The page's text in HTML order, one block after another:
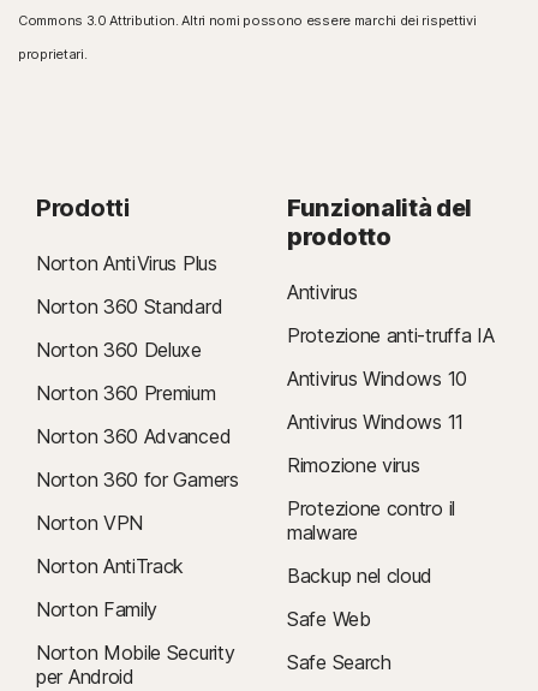
Commons 3.0 Attribution. Altri nomi possono essere marchi dei rispettivi
proprietari.
Prodotti
Norton AntiVirus Plus
Norton 360 Standard
Norton 360 Deluxe
Norton 360 Premium
Norton 360 Advanced
Norton 360 for Gamers
Norton VPN
Norton AntiTrack
Norton Family
Norton Mobile Security
per Android
Funzionalità del
prodotto
Antivirus
Protezione anti-truffa IA
Antivirus Windows 10
Antivirus Windows 11
Rimozione virus
Protezione contro il
malware
Backup nel cloud
Safe Web
Safe Search